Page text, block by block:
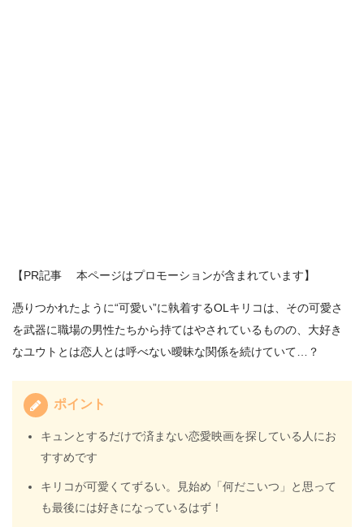
【PR記事 本ページはプロモーションが含まれています】
憑りつかれたように“可愛い”に執着するOLキリコは、その可愛さ
を武器に職場の男性たちから持てはやされているものの、大好き
なユウトとは恋人とは呼べない曖昧な関係を続けていて…？
ポイント
キュンとするだけで済まない恋愛映画を探している人にお
すすめです
キリコが可愛くてずるい。見始め「何だこいつ」と思って
も最後には好きになっているはず！